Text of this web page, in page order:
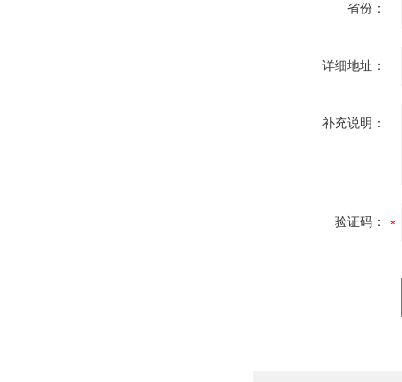
省份：
详细地址：
补充说明：
验证码：